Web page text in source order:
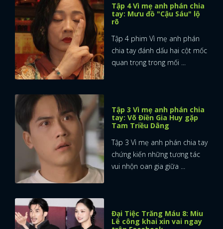
ĐĂNG NHẬP
Tập 4 Vì mẹ anh phán chia
tay: Mưu đồ "Cậu Sáu" lộ
rõ
Tập 4 phim Vì mẹ anh phán
chia tay đánh dấu hai cột mốc
quan trọng trong mối ...
Tập 3 Vì mẹ anh phán chia
tay: Võ Điền Gia Huy gặp
Tam Triều Dâng
Tập 3 Vì mẹ anh phán chia tay
chứng kiến những tương tác
vui nhộn oan gia giữa ...
Đại Tiệc Trăng Máu 8: Miu
Lê công khai xin vai ngay